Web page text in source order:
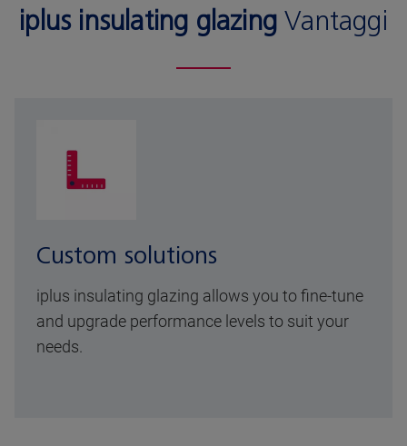
iplus insulating glazing Vantaggi
Custom solutions
iplus insulating glazing allows you to fine-tune
and upgrade performance levels to suit your
needs.